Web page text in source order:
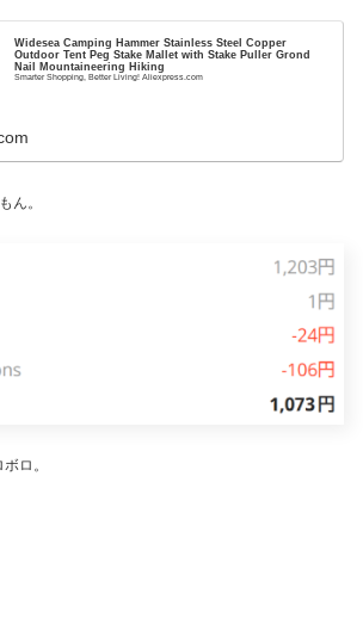
Widesea Camping Hammer Stainless Steel Copper
Outdoor Tent Peg Stake Mallet with Stake Puller Grond
Nail Mountaineering Hiking
Smarter Shopping, Better Living! Aliexpress.com
ん。
ロ。